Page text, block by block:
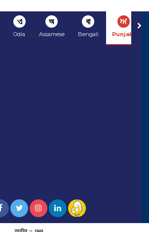
ଏ
Odia
অ
Assamese
বা
Bengali
ਅ
Punjabi